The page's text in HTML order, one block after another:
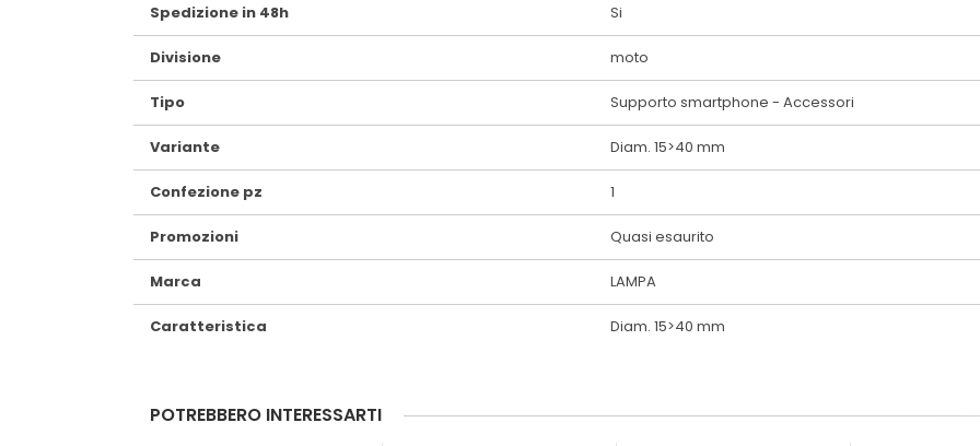
Spedizione in 48h Si
Divisione moto
Tipo Supporto smartphone - Accessori
Variante Diam. 15>40 mm
Confezione pz 1
Promozioni Quasi esaurito
Marca LAMPA
Caratteristica Diam. 15>40 mm
POTREBBERO INTERESSARTI